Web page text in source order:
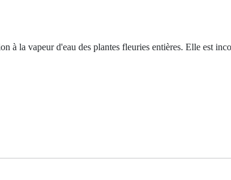
la vapeur d'eau des plantes fleuries entières. Elle est